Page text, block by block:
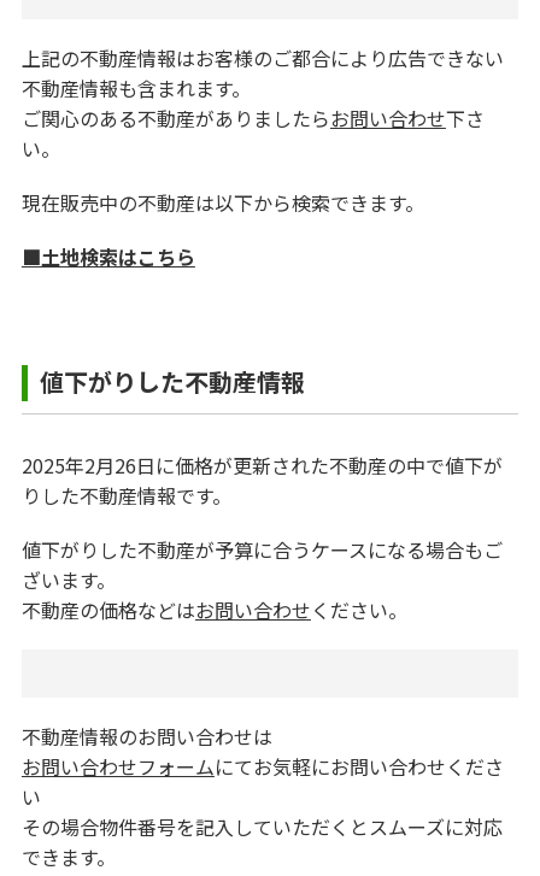
上記の不動産情報はお客様のご都合により広告できない
不動産情報も含まれます。
ご関心のある不動産がありましたらお問い合わせ下さ
い。
現在販売中の不動産は以下から検索できます。
■土地検索はこちら
値下がりした不動産情報
2025年2月26日に価格が更新された不動産の中で値下が
りした不動産情報です。
値下がりした不動産が予算に合うケースになる場合もご
ざいます。
不動産の価格などはお問い合わせください。
不動産情報のお問い合わせは
お問い合わせフォームにてお気軽にお問い合わせくださ
い
その場合物件番号を記入していただくとスムーズに対応
できます。